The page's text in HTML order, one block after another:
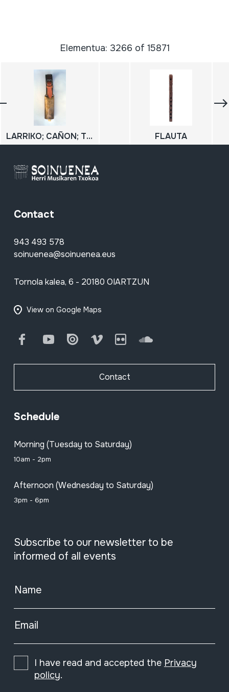
Elementua: 3266 of 15871
LARRIKO; CAÑON; TUBO (7koa) FLAUTA
Contact
943 493 578
soinuenea@soinuenea.eus
Tornola kalea, 6 - 20180 OIARTZUN
View on Google Maps
FacebookYoutube Issuu Vimeo Flickr SoundCloud
Contact
Schedule
Morning (Tuesday to Saturday)
10am - 2pm
Afternoon (Wednesday to Saturday)
3pm - 6pm
Subscribe to our newsletter to be
informed of all events
Name
Email
I have read and accepted the Privacy
policy.